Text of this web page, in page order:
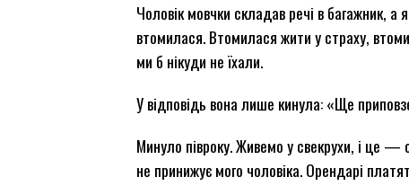
Чоловік мовчки складав речі в багажник,
втомилася. Втомилася жити у страху,
ми б нікуди не їхали.
У відповідь вона лише кинула: «Ще
Минуло півроку. Живемо у свекрухи, і це —
не принижує мого чоловіка. Орендарі